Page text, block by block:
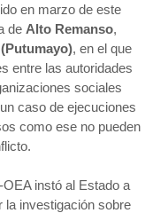
en marzo de este
de Alto Remanso,
, en el que
entre las autoridades
sociales
caso de ejecuciones
como ese no pueden
instó al Estado a
la investigación sobre